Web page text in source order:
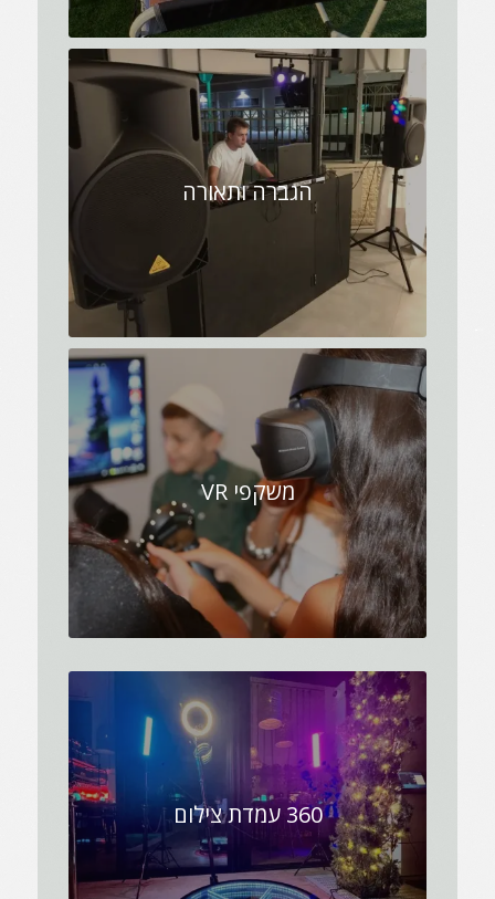
הגברה ותאורה
משקפי VR
360 עמדת צילום